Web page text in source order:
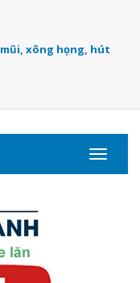
mũi, xông họng, hút